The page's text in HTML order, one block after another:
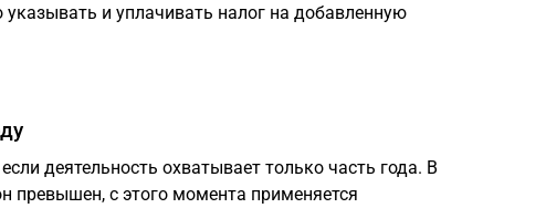
и уплачивать налог на добавленную
деятельность охватывает только часть года. В
превышен, с этого момента применяется